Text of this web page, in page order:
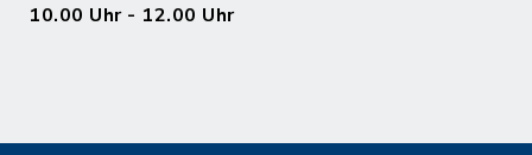
10.00 Uhr - 12.00 Uhr